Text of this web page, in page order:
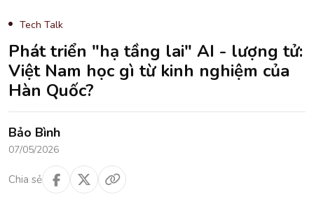
Tech Talk
Phát triển "hạ tầng lai" AI - lượng tử:
Việt Nam học gì từ kinh nghiệm của
Hàn Quốc?
Bảo Bình
07/05/2026
Chia sẻ